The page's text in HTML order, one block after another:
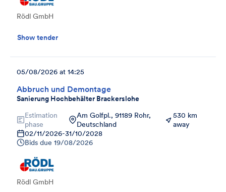
Rödl GmbH
Show tender
Abbruch und Demontage
Sanierung Hochbehälter Brackerslohe
05/08/2026 at 14:25
Estimation
phase
Am Golfpl., 91189 Rohr,
Deutschland
530 km
away
02/11/2026-31/10/2028
Bids due 19/08/2026
Rödl GmbH